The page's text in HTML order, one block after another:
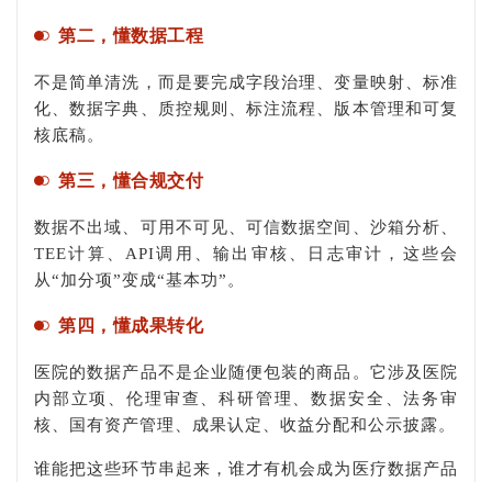
第二，懂数据工程
不是简单清洗，而是要完成字段治理、变量映射、标准
化、数据字典、质控规则、标注流程、版本管理和可复
核底稿。
第三，懂合规交付
数据不出域、可用不可见、可信数据空间、沙箱分析、
TEE计算、API调用、输出审核、日志审计，这些会
从“加分项”变成“基本功”。
第四，懂成果转化
医院的数据产品不是企业随便包装的商品。它涉及医院
内部立项、伦理审查、科研管理、数据安全、法务审
核、国有资产管理、成果认定、收益分配和公示披露。
谁能把这些环节串起来，谁才有机会成为医疗数据产品